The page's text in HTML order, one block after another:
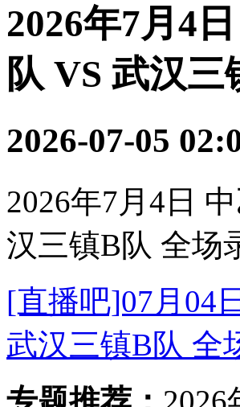
2026年7月4
队 VS 武汉
2026-07-05
2026年7月4日
汉三镇B队 全场
[直播吧]07月04
武汉三镇B队 全